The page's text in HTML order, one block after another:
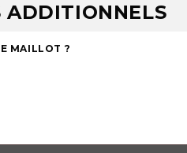
ADDITIONNELS
MAILLOT ?